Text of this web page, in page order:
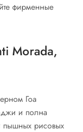
фирменные
Morada,
Гоа
и полна
пышных рисовых